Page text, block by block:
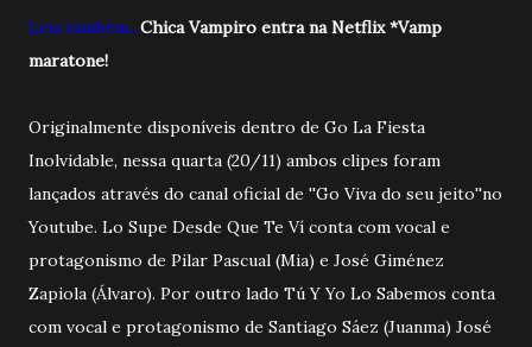
Leia também...Chica Vampiro entra na Netflix *Vamp
maratone!
Originalmente disponíveis dentro de Go La Fiesta
Inolvidable, nessa quarta (20/11) ambos clipes foram
lançados através do canal oficial de ''Go Viva do seu jeito''no
Youtube. Lo Supe Desde Que Te Ví conta com vocal e
protagonismo de Pilar Pascual (Mia) e José Giménez
Zapiola (Álvaro). Por outro lado Tú Y Yo Lo Sabemos conta
com vocal e protagonismo de Santiago Sáez (Juanma) José